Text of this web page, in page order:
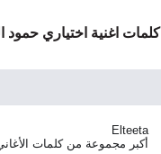
كلمات اغنية اختياري حمود
Elteeta
أكبر مجموعة من كلمات